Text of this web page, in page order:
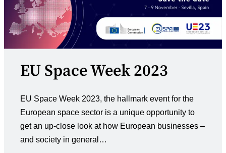
EU Space Week 2023
EU Space Week 2023, the hallmark event for the
European space sector is a unique opportunity to
get an up-close look at how European businesses –
and society in general…